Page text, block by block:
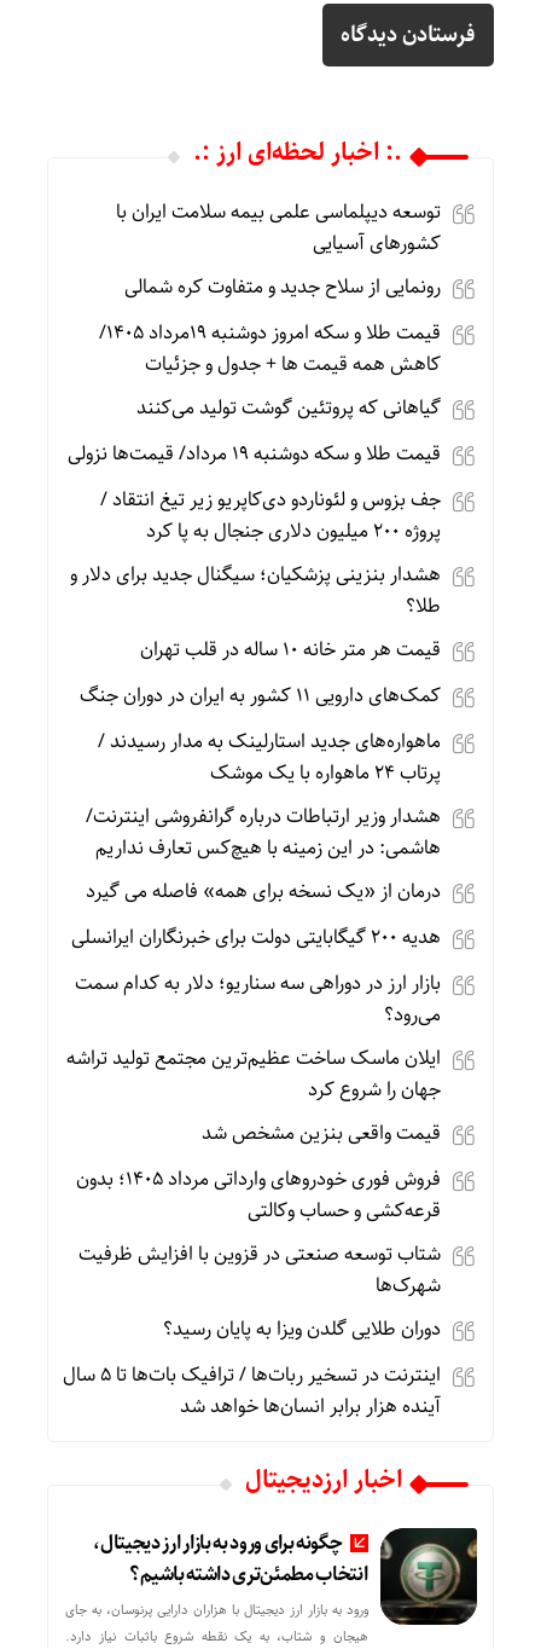
.: اخبار لحظه‌ای ارز :.
توسعه دیپلماسی علمی بیمه سلامت ایران با
کشورهای آسیایی
رونمایی از سلاح جدید و متفاوت کره شمالی
قیمت طلا و سکه امروز دوشنبه 19مرداد 1405/
کاهش همه قیمت ها + جدول و جزئیات
گیاهانی که پروتئین گوشت تولید می‌کنند
قیمت طلا و سکه دوشنبه 19 مرداد/ قیمت‌ها نزولی
جف بزوس و لئوناردو دی‌کاپریو زیر تیغ انتقاد /
پروژه ۲۰۰ میلیون دلاری جنجال به پا کرد
هشدار بنزینی پزشکیان؛ سیگنال جدید برای دلار و
طلا؟
قیمت هر متر خانه ۱۰ ساله در قلب تهران
کمک‌های دارویی ۱۱ کشور به ایران در دوران جنگ
ماهواره‌های جدید استارلینک به مدار رسیدند /
پرتاب ۲۴ ماهواره با یک موشک
هشدار وزیر ارتباطات درباره گرانفروشی اینترنت/
هاشمی: در این زمینه با هیچ‌کس تعارف نداریم
درمان از «یک نسخه برای همه» فاصله می گیرد
هدیه ۲۰۰ گیگابایتی دولت برای خبرنگاران ایرانسلی
بازار ارز در دوراهی سه سناریو؛ دلار به کدام سمت
می‌رود؟
ایلان ماسک ساخت عظیم‌ترین مجتمع تولید تراشه
جهان را شروع کرد
قیمت واقعی بنزین مشخص شد
فروش فوری خودروهای وارداتی مرداد ۱۴۰۵؛ بدون
قرعه‌کشی و حساب وکالتی
شتاب توسعه صنعتی در قزوین با افزایش ظرفیت
شهرک‌ها
دوران طلایی گلدن ویزا به پایان رسید؟
اینترنت در تسخیر ربات‌ها / ترافیک بات‌ها تا ۵ سال
آینده هزار برابر انسان‌ها خواهد شد
اخبار ارزدیجیتال
چگونه برای ورود به بازار ارز دیجیتال،
انتخاب مطمئن‌تری داشته باشیم؟
ورود به بازار ارز دیجیتال با هزاران دارایی پرنوسان، به جای
هیجان و شتاب، به یک نقطه شروع باثبات نیاز دارد.